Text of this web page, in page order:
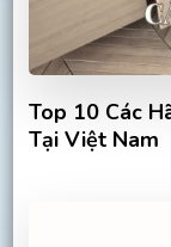
Top 10 Các
Tại Việt Nam